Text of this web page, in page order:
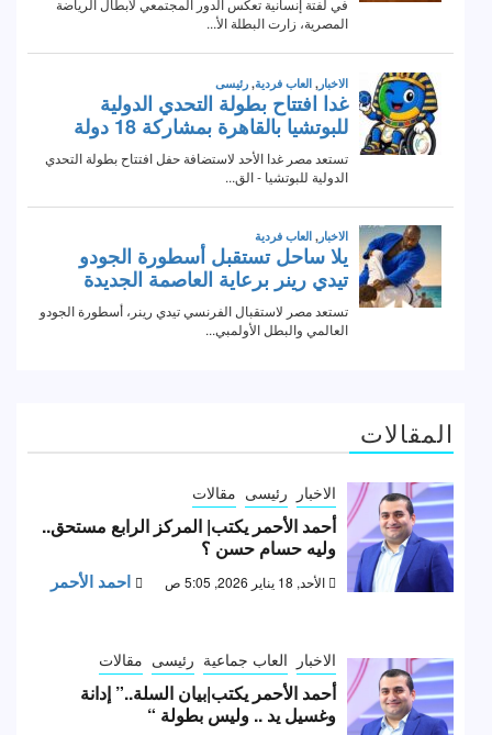
المقالات
الاخبار رئيسى مقالات
أحمد الأحمر يكتب| المركز الرابع مستحق..
وليه حسام حسن ؟
الأحد, 18 يناير 2026, 5:05 ص احمد الأحمر
الاخبار العاب جماعية رئيسى مقالات
أحمد الأحمر يكتب|بيان السلة..” إدانة
وغسيل يد .. وليس بطولة “